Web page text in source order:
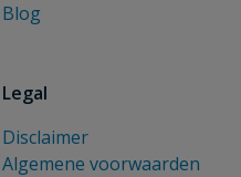
Blog
Legal
Disclaimer
Algemene voorwaarden